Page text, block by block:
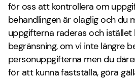
för oss att kontrollera om
behandlingen är olaglig och du
uppgifterna raderas och istället
begränsning, om vi inte längre
personuppgifterna men du
för att kunna fastställa, göra